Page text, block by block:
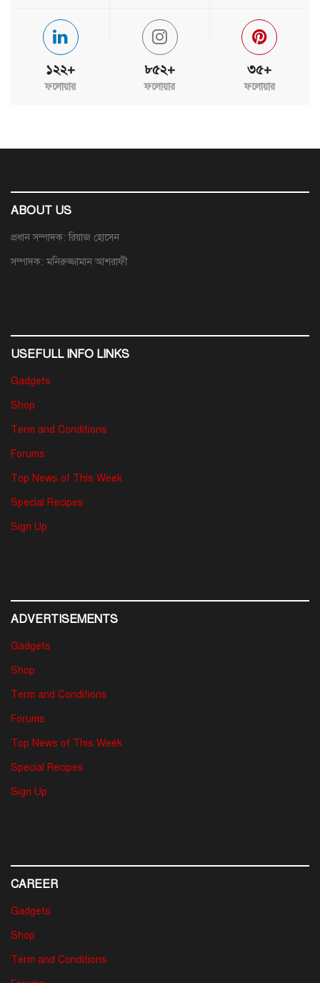
১২২+
ফলোয়ার
৮৫২+
ফলোয়ার
৩৫+
ফলোয়ার
ABOUT US
প্রধান সম্পাদক: রিয়াজ হোসেন
সম্পাদক: মনিরুজ্জামান আশরাফী
USEFULL INFO LINKS
Gadgets
Shop
Term and Conditions
Forums
Top News of This Week
Special Recipes
Sign Up
ADVERTISEMENTS
Gadgets
Shop
Term and Conditions
Forums
Top News of This Week
Special Recipes
Sign Up
CAREER
Gadgets
Shop
Term and Conditions